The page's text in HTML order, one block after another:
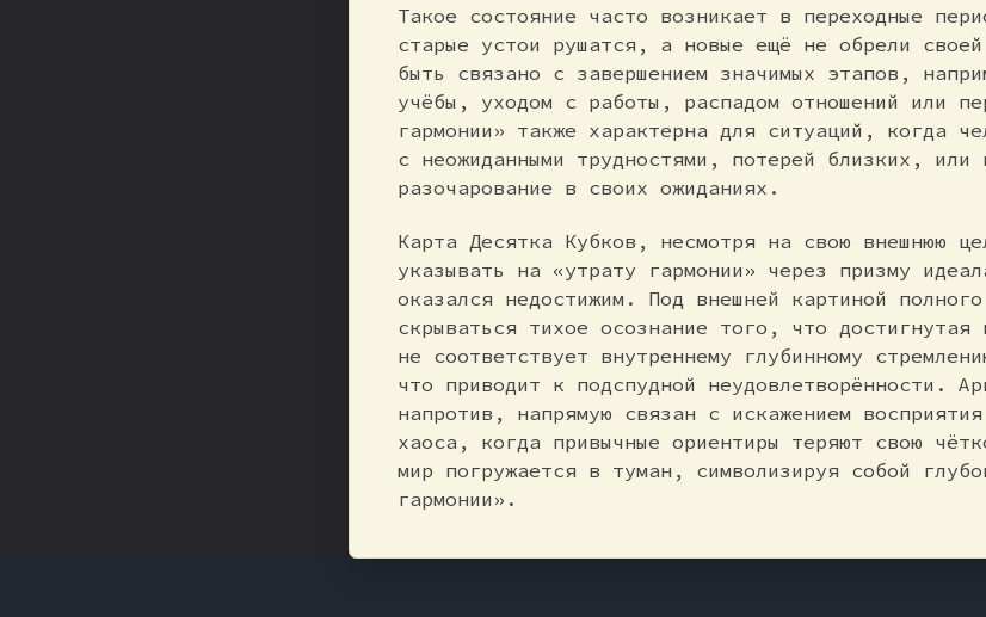
Такое состояние часто возникает в переходные
старые устои рушатся, а новые ещё не обрели
быть связано с завершением значимых этапов,
учёбы, уходом с работы, распадом отношений или
гармонии» также характерна для ситуаций, когда
с неожиданными трудностями, потерей близких, или
разочарование в своих ожиданиях.
Карта Десятка Кубков, несмотря на свою внешнюю
указывать на «утрату гармонии» через призму
оказался недостижим. Под внешней картиной
скрываться тихое осознание того, что достигнутая
не соответствует внутреннему глубинному
что приводит к подспудной неудовлетворённости.
напротив, напрямую связан с искажением
хаоса, когда привычные ориентиры теряют свою
мир погружается в туман, символизируя собой
гармонии».